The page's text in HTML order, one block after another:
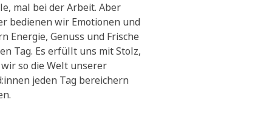
mal bei der Arbeit. Aber
bedienen wir Emotionen und
Energie, Genuss und Frische
Tag. Es erfüllt uns mit Stolz,
wir so die Welt unserer
jeden Tag bereichern